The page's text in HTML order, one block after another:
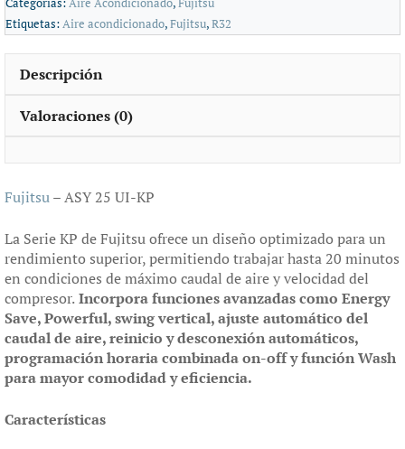
Etiquetas:Aire acondicionado,Fujitsu,R32
Descripción
Valoraciones (0)
Fujitsu– ASY 25 UI-KP
La Serie KP de Fujitsu ofrece un diseño optimizado para un
rendimiento superior, permitiendo trabajar hasta 20 minutos
en condiciones de máximo caudal de aire y velocidad del
compresor.Incorpora funciones avanzadas como Energy
Save, Powerful, swing vertical, ajuste automático del
caudal de aire, reinicio y desconexión automáticos,
programación horaria combinada on-off y función Wash
para mayor comodidad y eficiencia.
Características